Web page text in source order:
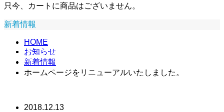
只今、カートに商品はございません。
新着情報
HOME
お知らせ
新着情報
ホームページをリニューアルいたしました。
2018.12.13